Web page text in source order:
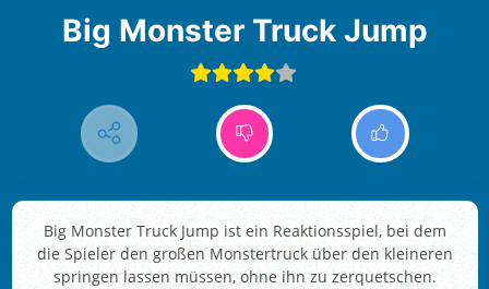
Big Monster Truck Jump
Big Monster Truck Jump ist ein Reaktionsspiel, bei dem
die Spieler den großen Monstertruck über den kleineren
springen lassen müssen, ohne ihn zu zerquetschen.